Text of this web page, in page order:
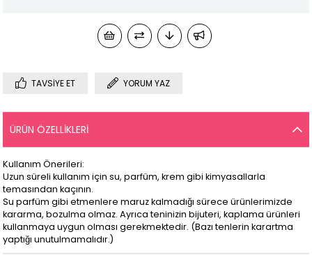
TAVSIYE ET YORUM YAZ
ÜRÜN ÖZELLIKLERI
Kullanım Önerileri:
Uzun süreli kullanım için su, parfüm, krem gibi kimyasallarla
temasından kaçının.
Su parfüm gibi etmenlere maruz kalmadığı sürece ürünlerimizde
kararma, bozulma olmaz. Ayrıca teninizin bijuteri, kaplama ürünleri
kullanmaya uygun olması gerekmektedir. (Bazı tenlerin karartma
yaptığı unutulmamalıdır.)